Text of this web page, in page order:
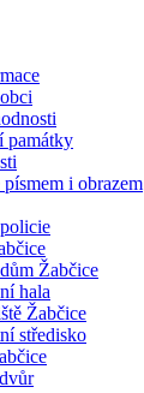
památky
i obrazem
Žabčice
hala
Žabčice
středisko